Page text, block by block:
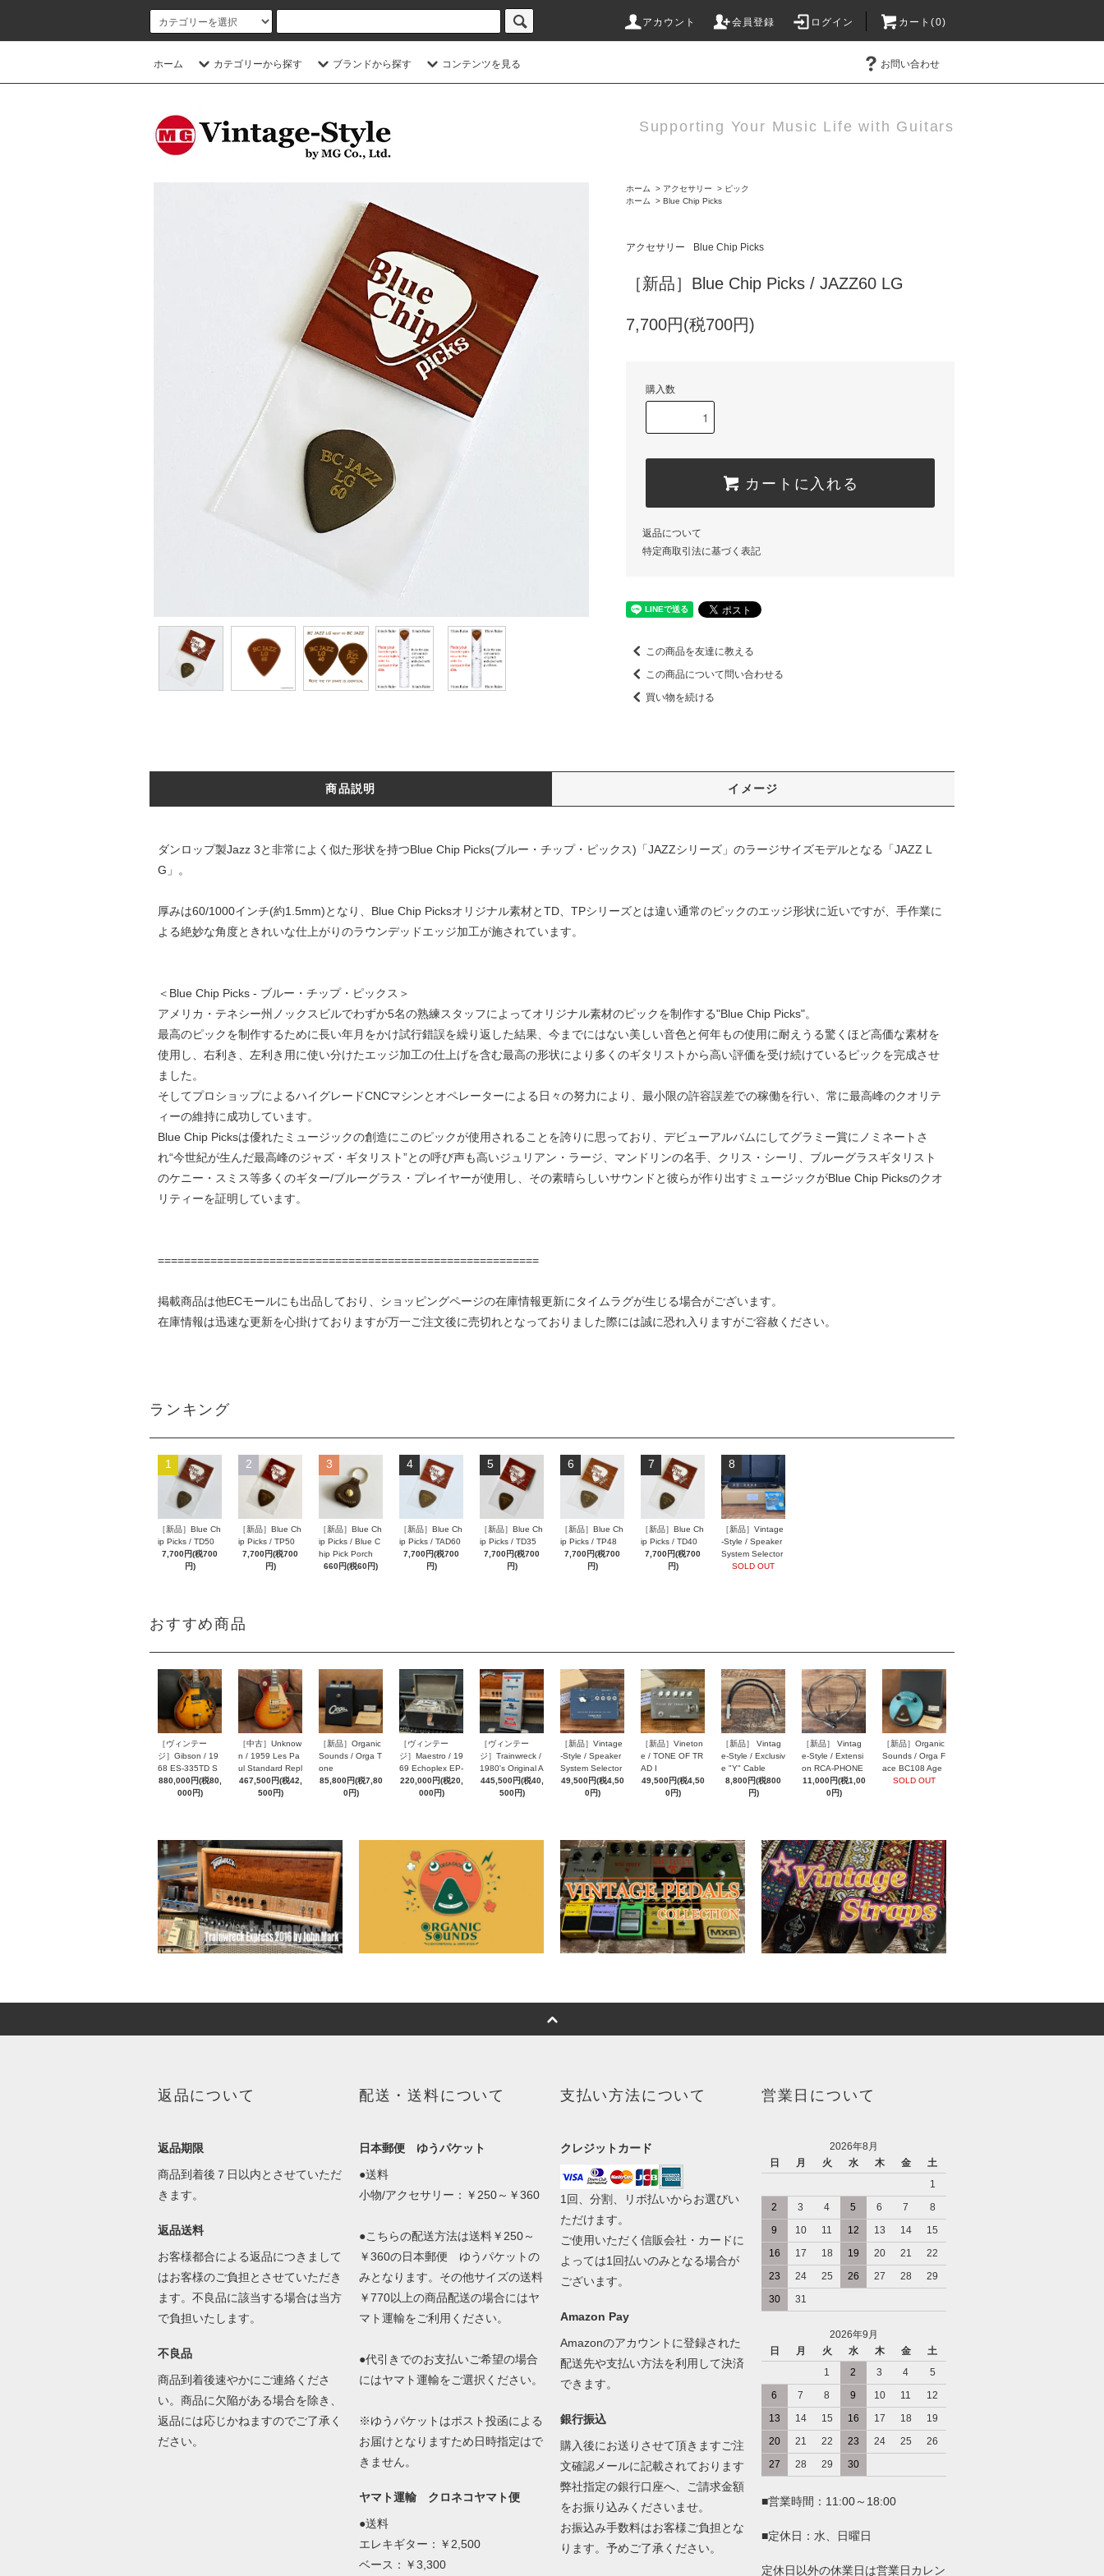
アカウント 会員登録 ログイン カート(0)
ホーム カテゴリーから探す ブランドから探す コンテンツを見る お問い合わせ
Supporting Your Music Life with Guitars
ホーム > アクセサリー > ピック
ホーム
> Blue Chip Picks
アクセサリー Blue Chip Picks
［新品］Blue Chip Picks / JAZZ60 LG
7,700円(税700円)
購入数
カートに入れる
返品について
特定商取引法に基づく表記
この商品を友達に教える
この商品について問い合わせる
買い物を続ける
商品説明 イメージ
ダンロップ製Jazz 3と非常によく似た形状を持つBlue Chip Picks(ブルー・チップ・ピックス)「JAZZシリーズ」のラージサイズモデルとなる「JAZZ L
G」。
厚みは60/1000インチ(約1.5mm)となり、Blue Chip Picksオリジナル素材とTD、TPシリーズとは違い通常のピックのエッジ形状に近いですが、手作業に
よる絶妙な角度ときれいな仕上がりのラウンデッドエッジ加工が施されています。
＜Blue Chip Picks - ブルー・チップ・ピックス＞
アメリカ・テネシー州ノックスビルでわずか5名の熟練スタッフによってオリジナル素材のピックを制作する"Blue Chip Picks"。
最高のピックを制作するために長い年月をかけ試行錯誤を繰り返した結果、今までにはない美しい音色と何年もの使用に耐えうる驚くほど高価な素材を
使用し、右利き、左利き用に使い分けたエッジ加工の仕上げを含む最高の形状により多くのギタリストから高い評価を受け続けているピックを完成させ
ました。
そしてプロショップによるハイグレードCNCマシンとオペレーターによる日々の努力により、最小限の許容誤差での稼働を行い、常に最高峰のクオリテ
ィーの維持に成功しています。
Blue Chip Picksは優れたミュージックの創造にこのピックが使用されることを誇りに思っており、デビューアルバムにしてグラミー賞にノミネートさ
れ“今世紀が生んだ最高峰のジャズ・ギタリスト”との呼び声も高いジュリアン・ラージ、マンドリンの名手、クリス・シーリ、ブルーグラスギタリスト
のケニー・スミス等多くのギター/ブルーグラス・プレイヤーが使用し、その素晴らしいサウンドと彼らが作り出すミュージックがBlue Chip Picksのクオ
リティーを証明しています。
==========================================================
掲載商品は他ECモールにも出品しており、ショッピングページの在庫情報更新にタイムラグが生じる場合がございます。
在庫情報は迅速な更新を心掛けておりますが万一ご注文後に売切れとなっておりました際には誠に恐れ入りますがご容赦ください。
ランキング
1
［新品］Blue Ch
ip Picks / TD50
7,700円(税700
円)
2
［新品］Blue Ch
ip Picks / TP50
7,700円(税700
円)
3
［新品］Blue Ch
ip Picks / Blue C
hip Pick Porch
660円(税60円)
4
［新品］Blue Ch
ip Picks / TAD60
7,700円(税700
円)
5
［新品］Blue Ch
ip Picks / TD35
7,700円(税700
円)
6
［新品］Blue Ch
ip Picks / TP48
7,700円(税700
円)
7
［新品］Blue Ch
ip Picks / TD40
7,700円(税700
円)
8
［新品］Vintage
-Style / Speaker
System Selector
SEL614
SOLD OUT
おすすめ商品
［ヴィンテー
ジ］Gibson / 19
68 ES-335TD S
unburst
880,000円(税80,
000円)
［中古］Unknow
n / 1959 Les Pa
ul Standard Repl
ica Brillbate Refi
nish Sunburst To
467,500円(税42,
500円)
［新品］Organic
Sounds / Orga T
one
85,800円(税7,80
0円)
［ヴィンテー
ジ］Maestro / 19
69 Echoplex EP-
2
220,000円(税20,
000円)
［ヴィンテー
ジ］Trainwreck /
1980's Original A
ir Brake Power R
educer SN0009
445,500円(税40,
500円)
［新品］Vintage
-Style / Speaker
System Selector
SEL414
49,500円(税4,50
0円)
［新品］Vineton
e / TONE OF TR
AD I
49,500円(税4,50
0円)
［新品］ Vintag
e-Style / Exclusiv
e "Y" Cable
8,800円(税800
円)
［新品］ Vintag
e-Style / Extensi
on RCA-PHONE
Speaker Cables
11,000円(税1,00
0円)
［新品］Organic
Sounds / Orga F
ace BC108 Age
d Blue
SOLD OUT
返品について
返品期限
商品到着後７日以内とさせていただ
きます。
返品送料
お客様都合による返品につきまして
はお客様のご負担とさせていただき
ます。不良品に該当する場合は当方
で負担いたします。
不良品
商品到着後速やかにご連絡くださ
い。商品に欠陥がある場合を除き、
返品には応じかねますのでご了承く
ださい。
配送・送料について
日本郵便 ゆうパケット
●送料
小物/アクセサリー：￥250～￥360
●こちらの配送方法は送料￥250～
￥360の日本郵便 ゆうパケットの
みとなります。その他サイズの送料
￥770以上の商品配送の場合にはヤ
マト運輸をご利用ください。
●代引きでのお支払いご希望の場合
にはヤマト運輸をご選択ください。
※ゆうパケットはポスト投函による
お届けとなりますため日時指定はで
きません。
ヤマト運輸 クロネコヤマト便
●送料
エレキギター：￥2,500
ベース：￥3,300
支払い方法について
クレジットカード
1回、分割、リボ払いからお選びい
ただけます。
ご使用いただく信販会社・カードに
よっては1回払いのみとなる場合が
ございます。
Amazon Pay
Amazonのアカウントに登録された
配送先や支払い方法を利用して決済
できます。
銀行振込
購入後にお送りさせて頂きますご注
文確認メールに記載されております
弊社指定の銀行口座へ、ご請求金額
をお振り込みくださいませ。
お振込み手数料はお客様ご負担とな
ります。予めご了承ください。
営業日について
2026年8月
日
月 火 水 木 金
土
1
2
3 4 5 6 7
8
9
10 11 12 13 14
15
16
17 18 19 20 21
22
23
24 25 26 27 28
29
30
31
2026年9月
日
月 火 水 木 金
土
1
2 3 4
5
6
7 8 9 10 11
12
13
14 15 16 17 18
19
20
21 22 23 24 25
26
27
28 29 30
■営業時間：11:00～18:00
■定休日：水、日曜日
定休日以外の休業日は営業日カレン